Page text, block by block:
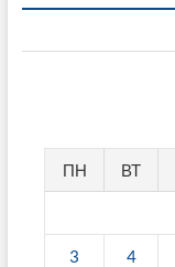
ПН ВТ
3 4